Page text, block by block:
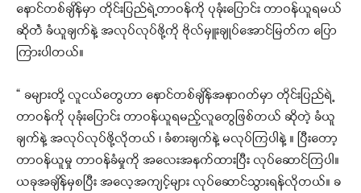
နောင်တစ်ချိန်မှာ တိုင်းပြည်ရဲ့တာဝန်ကို ပုခုံးပြောင်း တာဝန်ယူရမယ်
ဆိုတဲံ ခံယူချက်နဲ့ အလုပ်လုပ်ဖို့ကို ဗိုလ်မှူးချုပ်အောင်မြတ်က ပြော
ကြားပါတယ်။
“ ခများတို့ လူငယ်တွေဟာ နောင်တစ်ချိန်အနာဂတ်မှာ တိုင်းပြည်ရဲ့
တာဝန်ကို ပုခုံးပြောင်း တာဝန်ယူရမည့်လူတွေဖြစ်တယ် ဆိုတဲ့ ခံယူ
ချက်နဲ့ အလုပ်လုပ်ဖို့လိုတယ် ၊ ခံစားချက်နဲ့ မလုပ်ကြပါနဲ့ ။ ပြီးတော့
တာဝန်ယူမှု တာဝန်ခံမှုကို အလေးအနက်ထားပြီး လုပ်ဆောင်ကြပါ။
ယခုအချိန်မှစပြီး အလေ့အကျင့်များ လုပ်ဆောင်သွားရန်လိုတယ်။ ခ